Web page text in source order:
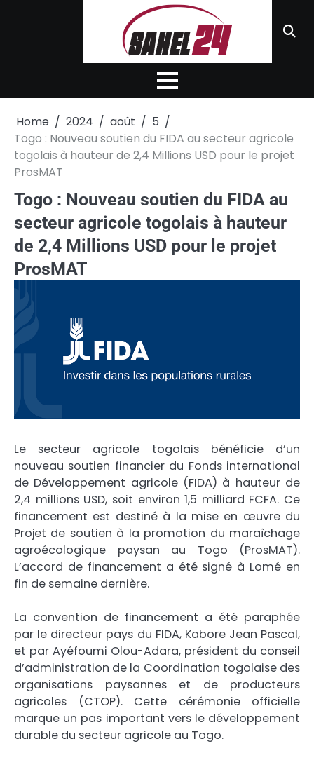
Home 2024 août
5
Togo : Nouveau soutien du FIDA au secteur agricole
togolais à hauteur de 2,4 Millions USD pour le projet
ProsMAT
Togo : Nouveau soutien du FIDA au
secteur agricole togolais à hauteur
de 2,4 Millions USD pour le projet
ProsMAT
Le secteur agricole togolais bénéficie d’un
nouveau soutien financier du Fonds international
de Développement agricole (FIDA) à hauteur de
2,4 millions USD, soit environ 1,5 milliard FCFA. Ce
financement est destiné à la mise en œuvre du
Projet de soutien à la promotion du maraîchage
agroécologique paysan au Togo (ProsMAT).
L’accord de financement a été signé à Lomé en
fin de semaine dernière.
La convention de financement a été paraphée
par le directeur pays du FIDA, Kabore Jean Pascal,
et par Ayéfoumi Olou-Adara, président du conseil
d’administration de la Coordination togolaise des
organisations paysannes et de producteurs
agricoles (CTOP). Cette cérémonie officielle
marque un pas important vers le développement
durable du secteur agricole au Togo.